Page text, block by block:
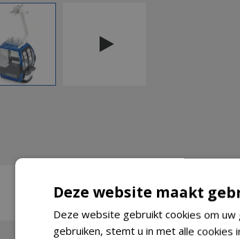
Deze website maakt
Deze website gebruikt cookies om
gebruiken, stemt u in met alle cookies